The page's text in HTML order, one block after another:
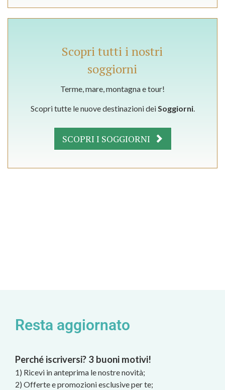
Scopri tutti i nostri
soggiorni
Terme, mare, montagna e tour!
Scopri tutte le nuove destinazioni deiSoggiorni.
SCOPRI I SOGGIORNI
Resta aggiornato
Perché iscriversi? 3 buoni motivi!
1) Ricevi in anteprima le nostre novità;
2) Offerte e promozioni esclusive per te;